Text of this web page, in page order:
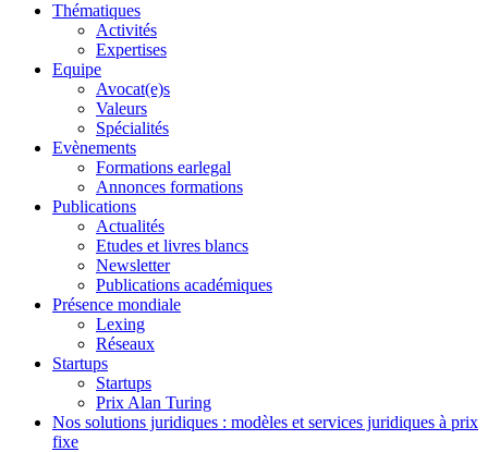
Thématiques
Activités
Expertises
Equipe
Avocat(e)s
Valeurs
Spécialités
Evènements
Formations earlegal
Annonces formations
Publications
Actualités
Etudes et livres blancs
Newsletter
Publications académiques
Présence mondiale
Lexing
Réseaux
Startups
Startups
Prix Alan Turing
Nos solutions juridiques : modèles et services juridiques à prix
fixe